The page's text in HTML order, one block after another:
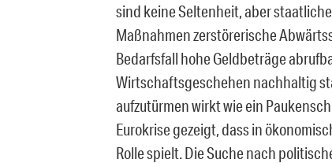
sind keine Seltenheit, aber
Maßnahmen zerstörerische
Bedarfsfall hohe Geldbeträge
Wirtschaftsgeschehen nachhaltig
aufzutürmen wirkt wie ein
Eurokrise gezeigt, dass in
Rolle spielt. Die Suche nach